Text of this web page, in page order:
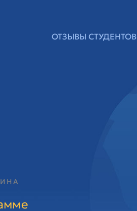
ОТЗЫВЫ СТУДЕНТОВ